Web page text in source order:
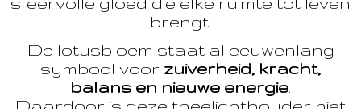
brengt.
De lotusbloem staat al eeuwenlang
symbool voor zuiverheid, kracht,
balans en nieuwe energie